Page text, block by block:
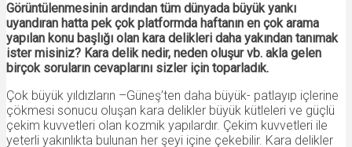
Görüntülenmesinin ardından tüm dünyada büyük yankı
uyandıran hatta pek çok platformda haftanın en çok arama
yapılan konu başlığı olan kara delikleri daha yakından tanımak
ister misiniz? Kara delik nedir, neden oluşur vb. akla gelen
birçok soruların cevaplarını sizler için toparladık.
Çok büyük yıldızların –Güneş’ten daha büyük- patlayıp içlerine
çökmesi sonucu oluşan kara delikler büyük kütleleri ve güçlü
çekim kuvvetleri olan kozmik yapılardır. Çekim kuvvetleri ile
yeterli yakınlıkta bulunan her şeyi içine çekebilir. Kara delikler